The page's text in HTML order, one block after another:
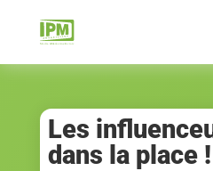
Les
dans la place !